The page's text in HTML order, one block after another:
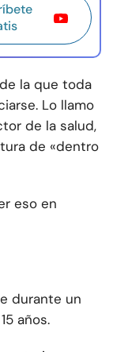
la que toda
Lo llamo
de la salud,
de «dentro
eso en
durante un
años.